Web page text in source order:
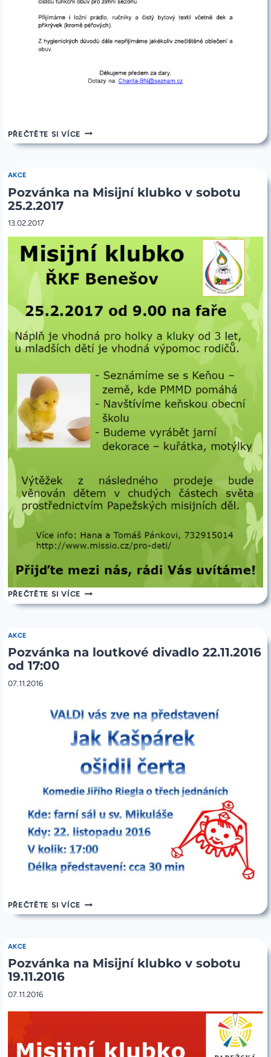
PŘEČTĚTE SI VÍCE SBÍRKA
A
OBUVI
AKCE
Pozvánka na Misijní klubko v sobotu
25.2.2017
13.02.2017
PŘEČTĚTE SI VÍCE POZVÁNKA
25.2.2017
AKCE
Pozvánka na loutkové divadlo 22.11.2016
od 17:00
07.11.2016
PŘEČTĚTE SI VÍCE POZVÁNKA
NA
17:00
AKCE
Pozvánka na Misijní klubko v sobotu
19.11.2016
07.11.2016